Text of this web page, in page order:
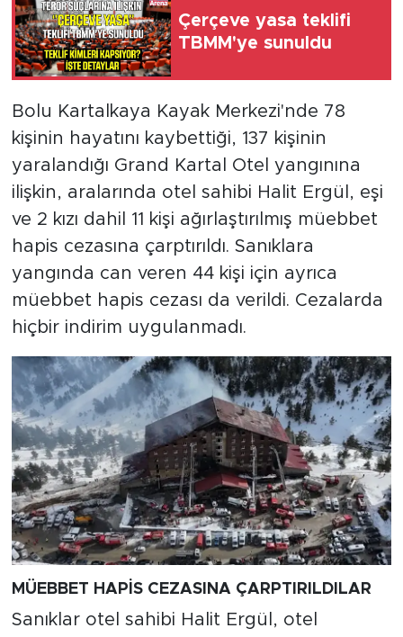
Çerçeve yasa teklifi
TBMM'ye sunuldu
Bolu Kartalkaya Kayak Merkezi'nde 78
kişinin hayatını kaybettiği, 137 kişinin
yaralandığı Grand Kartal Otel yangınına
ilişkin, aralarında otel sahibi Halit Ergül, eşi
ve 2 kızı dahil 11 kişi ağırlaştırılmış müebbet
hapis cezasına çarptırıldı. Sanıklara
yangında can veren 44 kişi için ayrıca
müebbet hapis cezası da verildi. Cezalarda
hiçbir indirim uygulanmadı.
MÜEBBET HAPİS CEZASINA ÇARPTIRILDILAR
Sanıklar otel sahibi Halit Ergül, otel